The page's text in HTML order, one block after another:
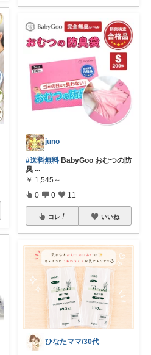
juno
#送料無料 BabyGoo おむつの防
臭 ...
￥ 1,545～
0 0 11
コレ いいね
ひなたママ/30代